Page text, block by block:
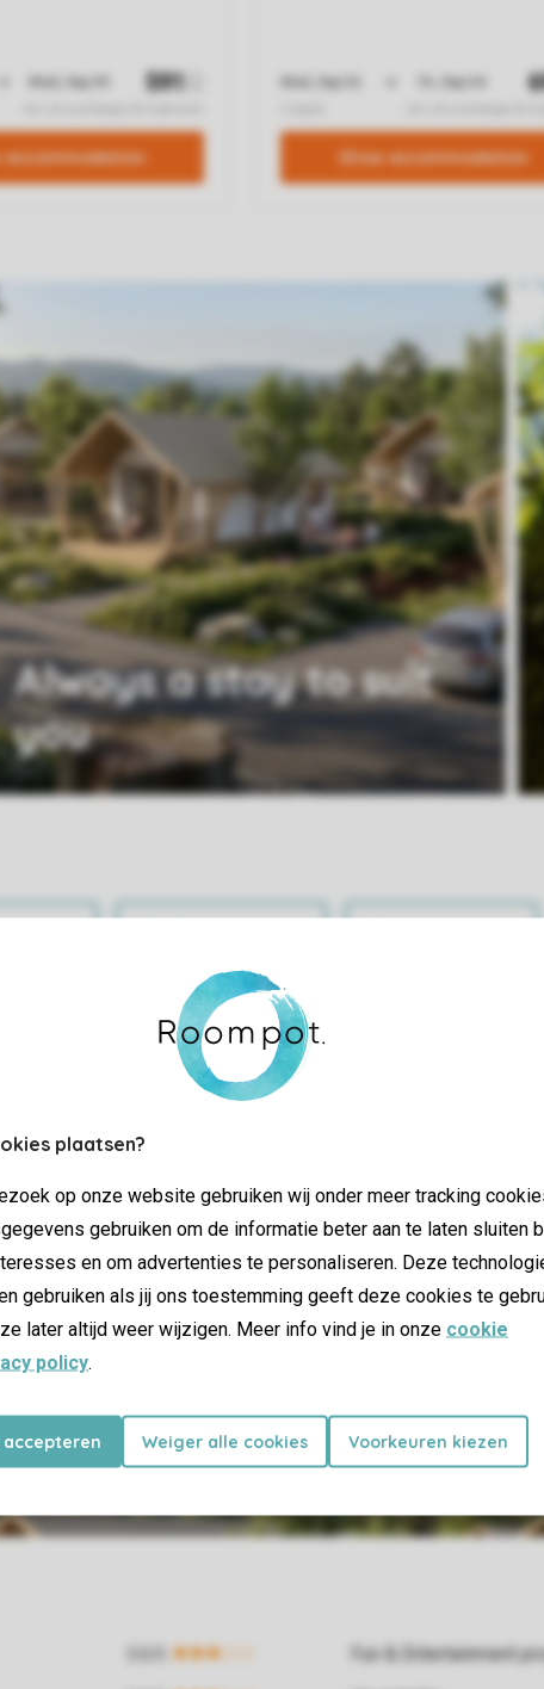
plaatsen?
op onze website gebruiken wij onder meer tracking
gebruiken om de informatie beter aan te laten sluiten
en om advertenties te personaliseren. Deze
gebruiken als jij ons toestemming geeft deze cookies te
later altijd weer wijzigen. Meer info vind je in onze cookie
policy.
accepteren Weiger alle cookies Voorkeuren kiezen
Always a stay to suit
you
Fun & Entertainment